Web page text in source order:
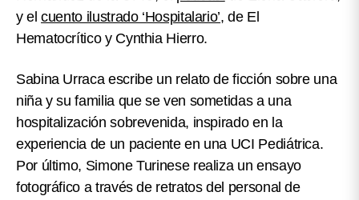
y elcuento ilustrado ‘Hospitalario’, de El
Hematocrítico y Cynthia Hierro.
Sabina Urracaescribe un relato de ficción sobre una
niña y su familia que se ven sometidas a una
hospitalización sobrevenida, inspirado en la
experiencia de un paciente en una UCI Pediátrica.
Por último, Simone Turinese realiza un ensayo
fotográfico a través de retratos del personal de